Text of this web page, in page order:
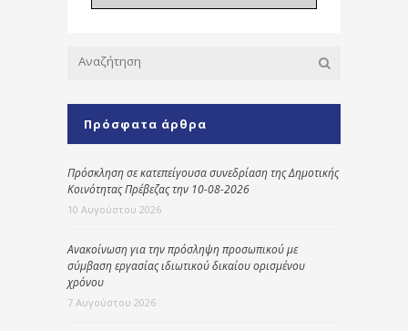
Πρόσφατα άρθρα
Πρόσκληση σε κατεπείγουσα συνεδρίαση της Δημοτικής
Κοινότητας Πρέβεζας την 10-08-2026
10 Αυγούστου 2026
Ανακοίνωση για την πρόσληψη προσωπικού με
σύμβαση εργασίας ιδιωτικού δικαίου ορισμένου
χρόνου
7 Αυγούστου 2026